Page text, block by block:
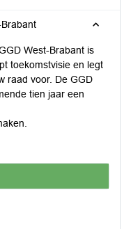
West-Brabant is
toekomstvisie en legt
raad voor. De GGD
tien jaar een